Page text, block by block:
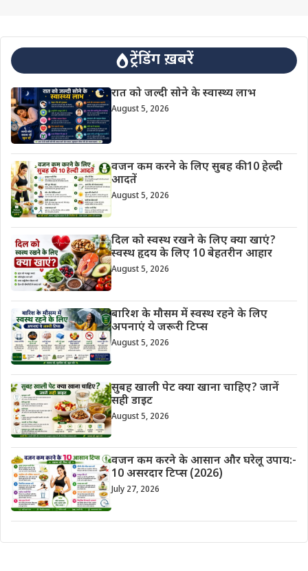
ट्रेंडिंग ख़बरें
रात को जल्दी सोने के स्वास्थ्य लाभ
August 5, 2026
वजन कम करने के लिए सुबह की 10 हेल्दी
आदतें
August 5, 2026
दिल को स्वस्थ रखने के लिए क्या खाएं?
स्वस्थ हृदय के लिए 10 बेहतरीन आहार
August 5, 2026
बारिश के मौसम में स्वस्थ रहने के लिए
अपनाएं ये जरूरी टिप्स
August 5, 2026
सुबह खाली पेट क्या खाना चाहिए? जानें
सही डाइट
August 5, 2026
वजन कम करने के आसान और घरेलू उपाय:-
10 असरदार टिप्स (2026)
July 27, 2026